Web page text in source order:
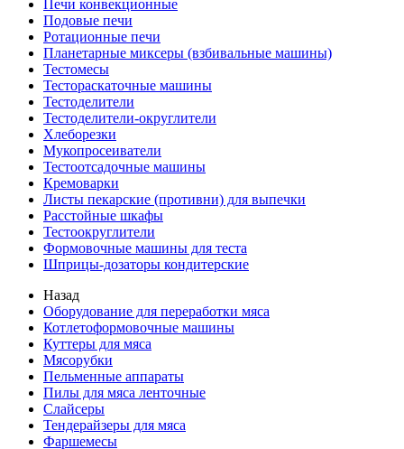
Печи конвекционные
Подовые печи
Ротационные печи
Планетарные миксеры (взбивальные машины)
Тестомесы
Тестораскаточные машины
Тестоделители
Тестоделители-округлители
Хлеборезки
Мукопросеиватели
Тестоотсадочные машины
Кремоварки
Листы пекарские (противни) для выпечки
Расстойные шкафы
Тестоокруглители
Формовочные машины для теста
Шприцы-дозаторы кондитерские
Назад
Оборудование для переработки мяса
Котлетоформовочные машины
Куттеры для мяса
Мясорубки
Пельменные аппараты
Пилы для мяса ленточные
Слайсеры
Тендерайзеры для мяса
Фаршемесы